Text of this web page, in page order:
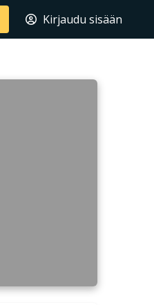
Kirjaudu sisään